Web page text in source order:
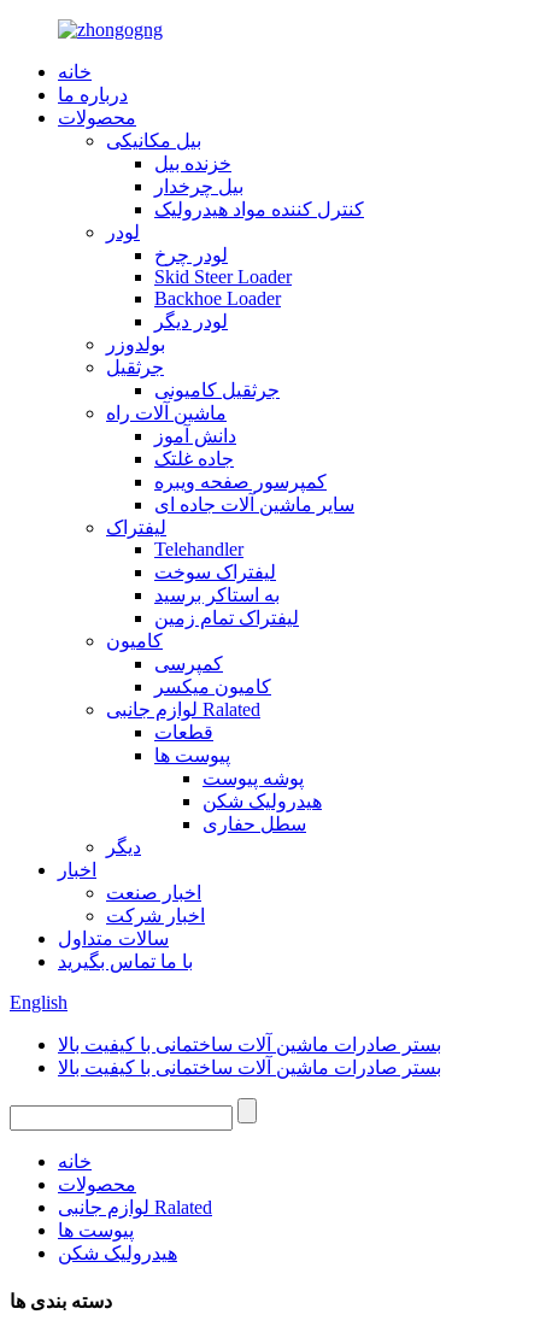
خانه
درباره ما
محصولات
بیل مکانیکی
خزنده بیل
بیل چرخدار
کنترل کننده مواد هیدرولیک
لودر
لودر چرخ
Skid Steer Loader
Backhoe Loader
لودر دیگر
بولدوزر
جرثقیل
جرثقیل کامیونی
ماشین آلات راه
دانش آموز
جاده غلتک
کمپرسور صفحه ویبره
سایر ماشین آلات جاده ای
لیفتراک
Telehandler
لیفتراک سوخت
به استاکر برسید
لیفتراک تمام زمین
کامیون
کمپرسی
کامیون میکسر
لوازم جانبی Ralated
قطعات
پیوست ها
پوشه پیوست
هیدرولیک شکن
سطل حفاری
دیگر
اخبار
اخبار صنعت
اخبار شرکت
سالات متداول
با ما تماس بگیرید
English
بستر صادرات ماشین آلات ساختمانی با کیفیت بالا
بستر صادرات ماشین آلات ساختمانی با کیفیت بالا
خانه
محصولات
لوازم جانبی Ralated
پیوست ها
هیدرولیک شکن
دسته بندی ها